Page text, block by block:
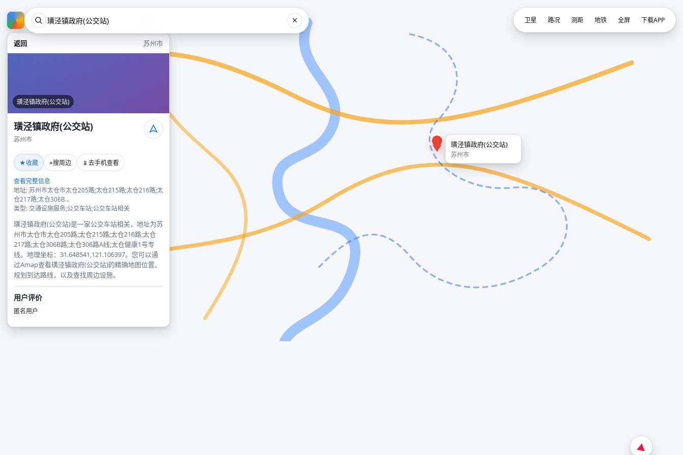
返回 苏州市
璜泾镇政府(公交站)
璜泾镇政府(公交站)
苏州市
★收藏 ⌖搜周边 📱 去手机查看
查看完整信息
地址: 苏州市太仓市太仓205路;太仓215路;太仓216路;太
仓217路;太仓306B...
类型: 交通设施服务;公交车站;公交车站相关
璜泾镇政府(公交站)是一家公交车站相关，地址为苏
州市太仓市太仓205路;太仓215路;太仓216路;太仓
217路;太仓306B路;太仓306路A线;太仓健康1号专
线。地理坐标：31.648541,121.106397。您可以通
过Amap查看璜泾镇政府(公交站)的精确地图位置、
规划到达路线，以及查找周边设施。
用户评价
匿名用户
璜泾镇政府(公交站)
苏州市
卫星 路况 测距 地铁 全屏 下载APP